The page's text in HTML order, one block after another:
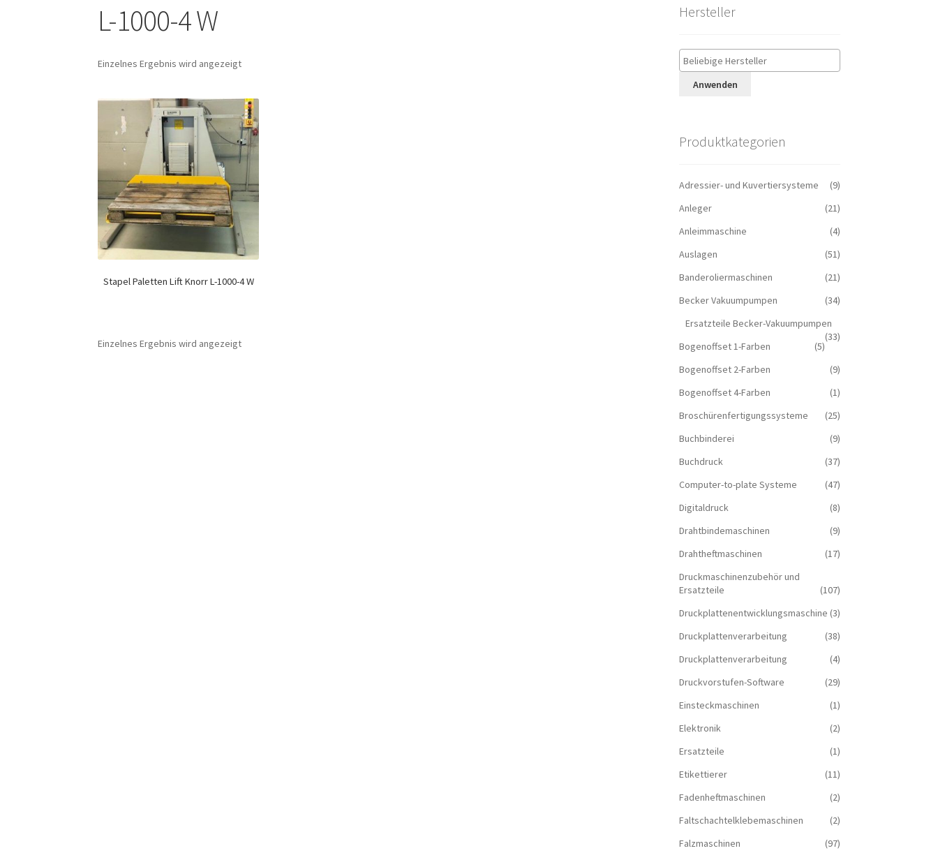
L-1000-4 W
Einzelnes Ergebnis wird angezeigt
Stapel Paletten Lift Knorr L-1000-4 W
Einzelnes Ergebnis wird angezeigt
Hersteller
Anwenden
Produktkategorien
Adressier- und Kuvertiersysteme
(9)
Anleger
(21)
Anleimmaschine
(4)
Auslagen
(51)
Banderoliermaschinen
(21)
Becker Vakuumpumpen
(34)
Ersatzteile Becker-Vakuumpumpen
(33)
Bogenoffset 1-Farben
(5)
Bogenoffset 2-Farben
(9)
Bogenoffset 4-Farben
(1)
Broschürenfertigungssysteme
(25)
Buchbinderei
(9)
Buchdruck
(37)
Computer-to-plate Systeme
(47)
Digitaldruck
(8)
Drahtbindemaschinen
(9)
Drahtheftmaschinen
(17)
Druckmaschinenzubehör und
Ersatzteile
(107)
Druckplattenentwicklungsmaschine (3)
Druckplattenverarbeitung
(38)
Druckplattenverarbeitung
(4)
Druckvorstufen-Software
(29)
Einsteckmaschinen
(1)
Elektronik
(2)
Ersatzteile
(1)
Etikettierer
(11)
Fadenheftmaschinen
(2)
Faltschachtelklebemaschinen
(2)
Falzmaschinen
(97)